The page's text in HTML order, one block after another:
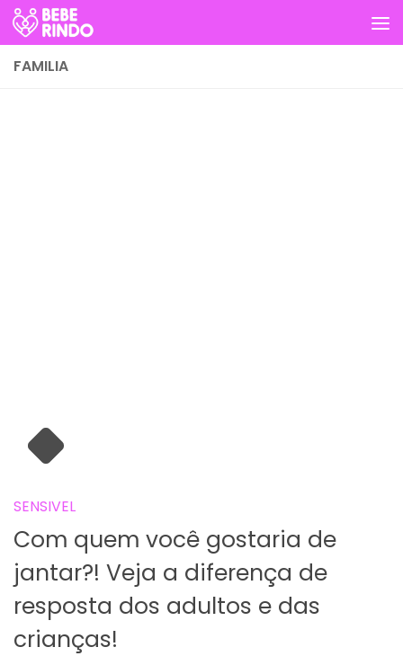
Skip to content
FAMILIA
SENSIVEL
Com quem você gostaria de
jantar?! Veja a diferença de
resposta dos adultos e das
crianças!